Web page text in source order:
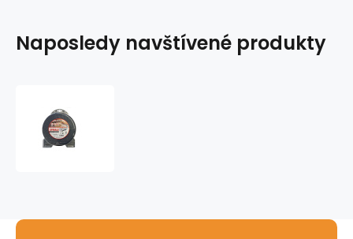
Naposledy navštívené produkty
mm